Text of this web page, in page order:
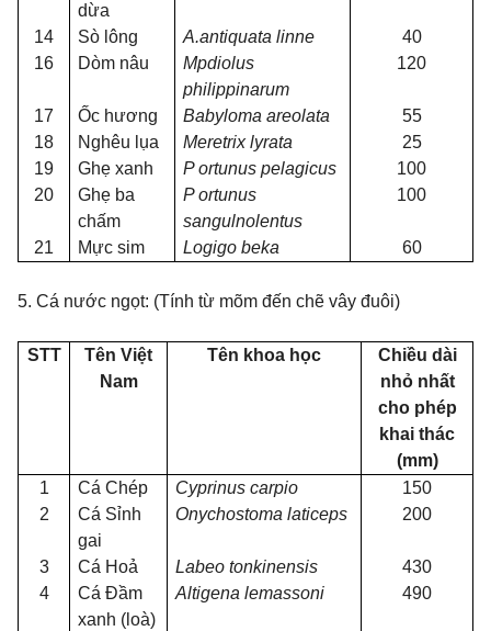
dừa
14 Sò lông A.antiquata linne
40
16
Dòm nâu
Mpdiolus
philippinarum
120
17 Ốc hương Babyloma areolata
55
18
Nghêu lụa Meretrix lyrata
25
19
Ghẹ xanh P ortunus pelagicus
100
20
Ghẹ ba
chấm
P ortunus
sangulnolentus
100
21 Mực sim Logigo beka 60
5. Cá nước ngọt: (Tính từ mõm đến chẽ vây đuôi)
STT
Tên Việt
Nam
Tên khoa học
Chiều dài
nhỏ nhất
cho phép
khai thác
(mm)
1
Cá Chép Cyprinus carpio
150
2
Cá Sỉnh
gai
Onychostoma laticeps 200
3 Cá Hoả Labeo tonkinensis
430
4
Cá Đầm
xanh (loà)
Altigena lemassoni 490